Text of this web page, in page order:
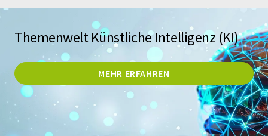
Themenwelt Künstliche Intelligenz (KI)
MEHR ERFAHREN